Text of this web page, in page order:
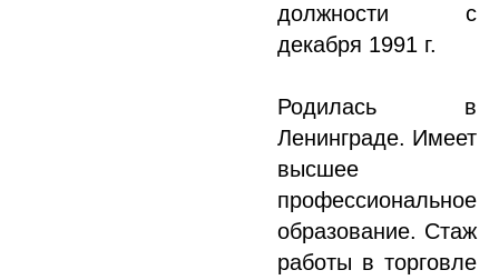
должности с
декабря 1991 г.
Родилась в
Ленинграде. Имеет
высшее
профессиональное
образование. Стаж
работы в торговле